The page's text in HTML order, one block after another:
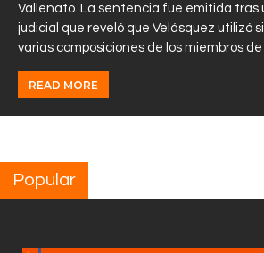
Vallenato. La sentencia fue emitida tras
judicial que reveló que Velásquez utilizó
varias composiciones de los miembros de
READ MORE
Popular